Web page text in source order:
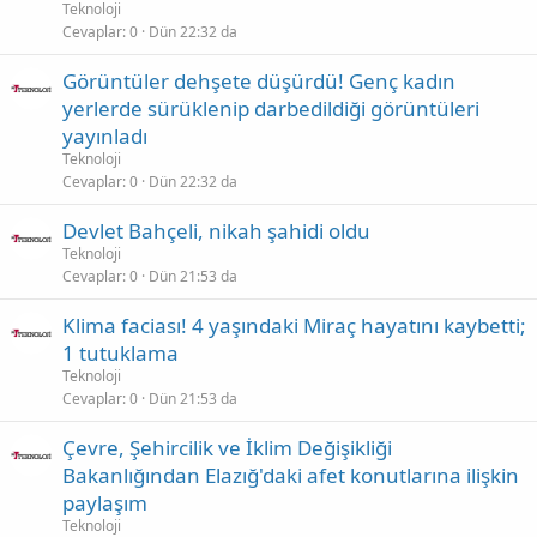
Teknoloji
Cevaplar 0 Dün 22:32 da
Görüntüler dehşete düşürdü! Genç kadın
yerlerde sürüklenip darbedildiği görüntüleri
yayınladı
Teknoloji
Cevaplar 0 Dün 22:32 da
Devlet Bahçeli, nikah şahidi oldu
Teknoloji
Cevaplar 0 Dün 21:53 da
Klima faciası! 4 yaşındaki Miraç hayatını kaybetti;
1 tutuklama
Teknoloji
Cevaplar 0 Dün 21:53 da
Çevre, Şehircilik ve İklim Değişikliği
Bakanlığından Elazığ'daki afet konutlarına ilişkin
paylaşım
Teknoloji